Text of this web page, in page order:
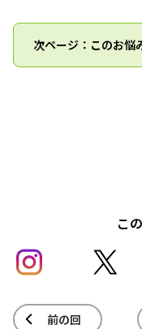
次ページ：このお
こ
前の回